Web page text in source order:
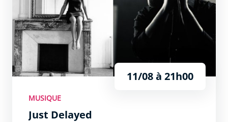
11/08 à 21h00
MUSIQUE
Just Delayed